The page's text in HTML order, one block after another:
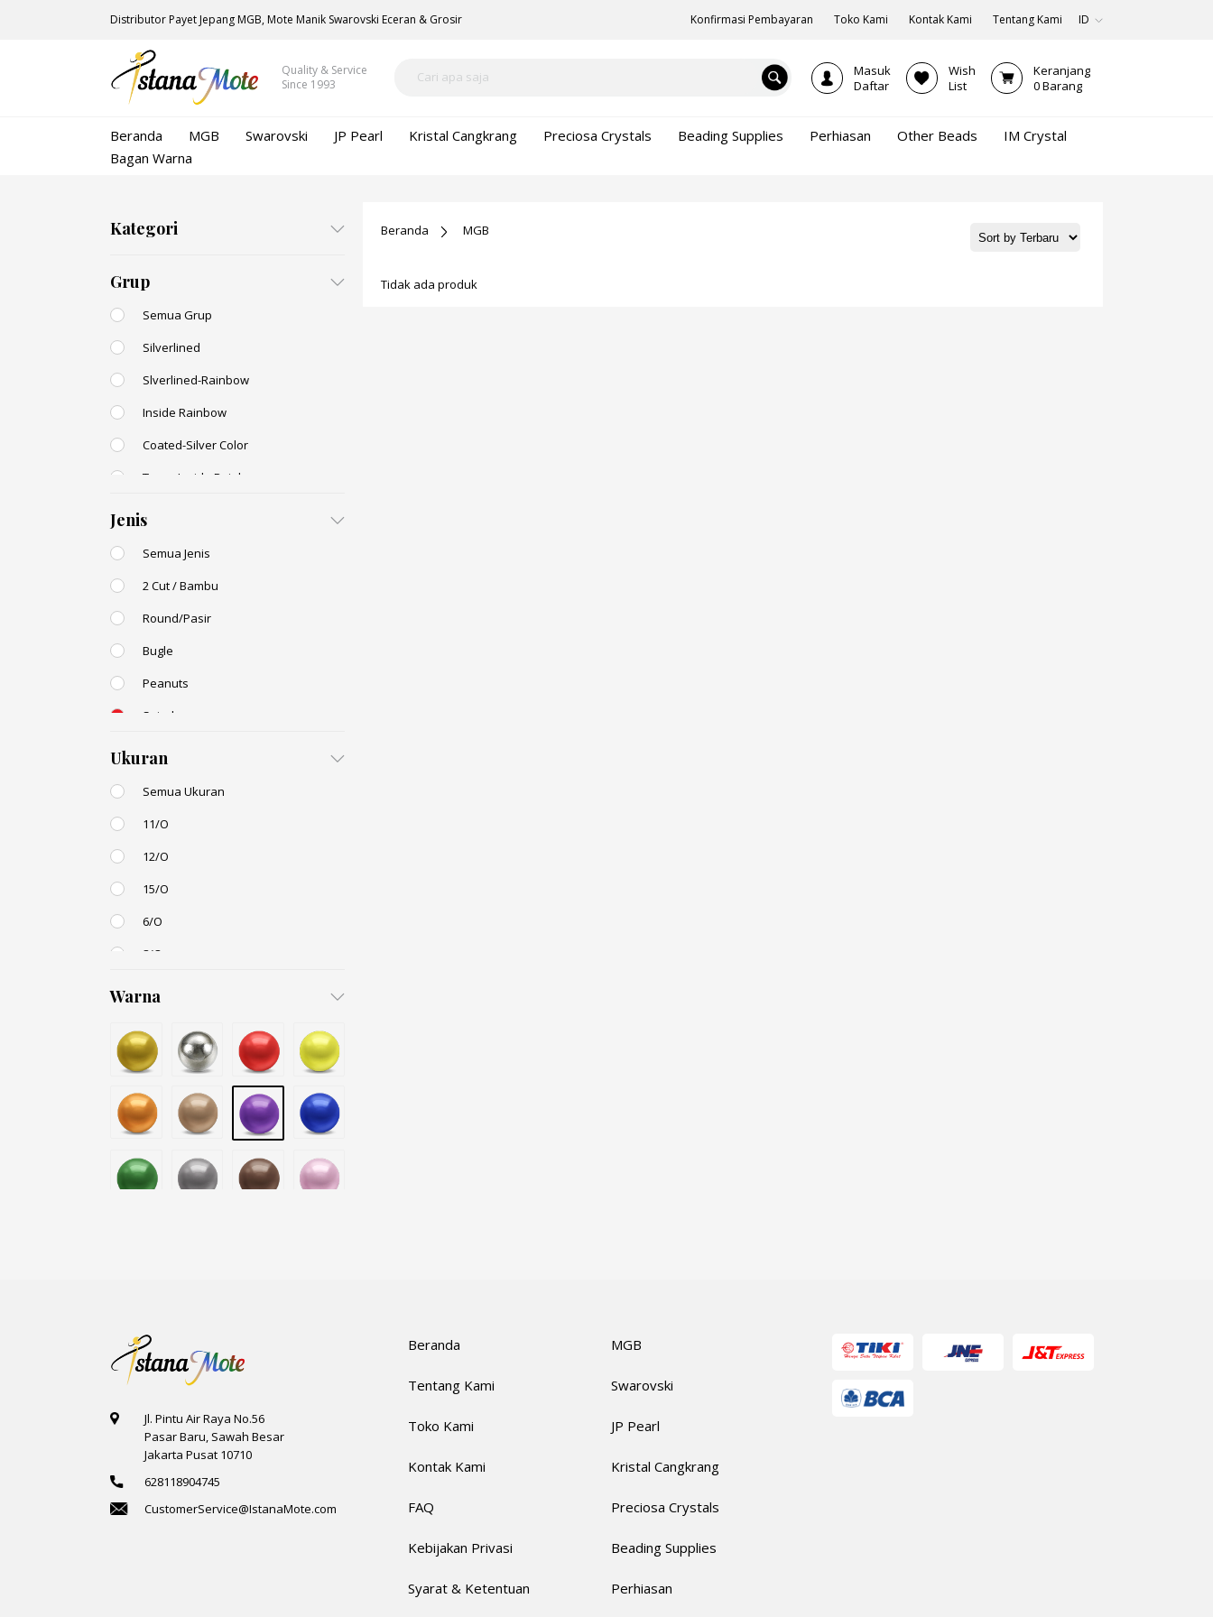
Distributor Payet Jepang MGB, Mote Manik Swarovski Eceran & Grosir Konfirmasi Pembayaran Toko Kami Kontak Kami Tentang Kami ID
Quality & Service
Since 1993
Masuk
Daftar
Wish
List
Keranjang
0Barang
Beranda MGB Swarovski JP Pearl Kristal Cangkrang Preciosa Crystals Beading Supplies Perhiasan Other Beads
IM Crystal
Bagan Warna
Kategori
Grup
Semua Grup
Silverlined
Slverlined-Rainbow
Inside Rainbow
Coated-Silver Color
Trans-Inside Rainbow
Jenis
Semua Jenis
2 Cut / Bambu
Round/Pasir
Bugle
Peanuts
Spiral
Ukuran
Semua Ukuran
11/O
12/O
15/O
6/O
8/O
6mm
Small / S-P
Warna
Beranda MGB
Tidak ada produk
Jl. Pintu Air Raya No.56
Pasar Baru, Sawah Besar
Jakarta Pusat 10710
628118904745
CustomerService@IstanaMote.com
Beranda
Tentang Kami
Toko Kami
Kontak Kami
FAQ
Kebijakan Privasi
Syarat & Ketentuan
MGB
Swarovski
JP Pearl
Kristal Cangkrang
Preciosa Crystals
Beading Supplies
Perhiasan